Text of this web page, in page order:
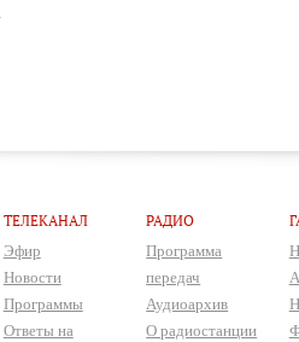
ТЕЛЕКАНАЛ
Эфир
Новости
Программы
Ответы на
РАДИО
Программа
передач
Аудиоархив
О радиостанции